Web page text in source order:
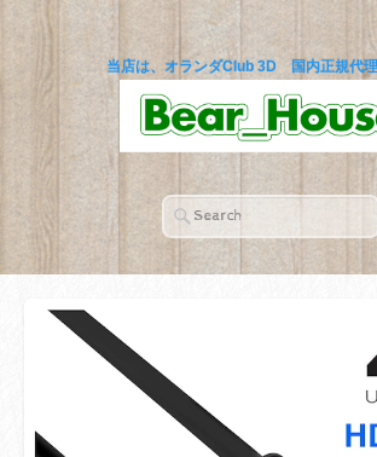
当店は、オランダClub 3D 国内正規代理